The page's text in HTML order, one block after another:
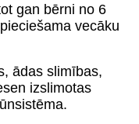
gan bērni no 6
vecāku
ādas slimības,
izslimotas